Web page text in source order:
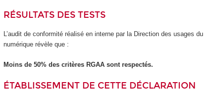
RÉSULTATS DES TESTS
L’audit de conformité réalisé en interne par la Direction des usages du
numérique révèle que :
Moins de 50% des critères RGAA sont respectés.
ÉTABLISSEMENT DE CETTE DÉCLARATION